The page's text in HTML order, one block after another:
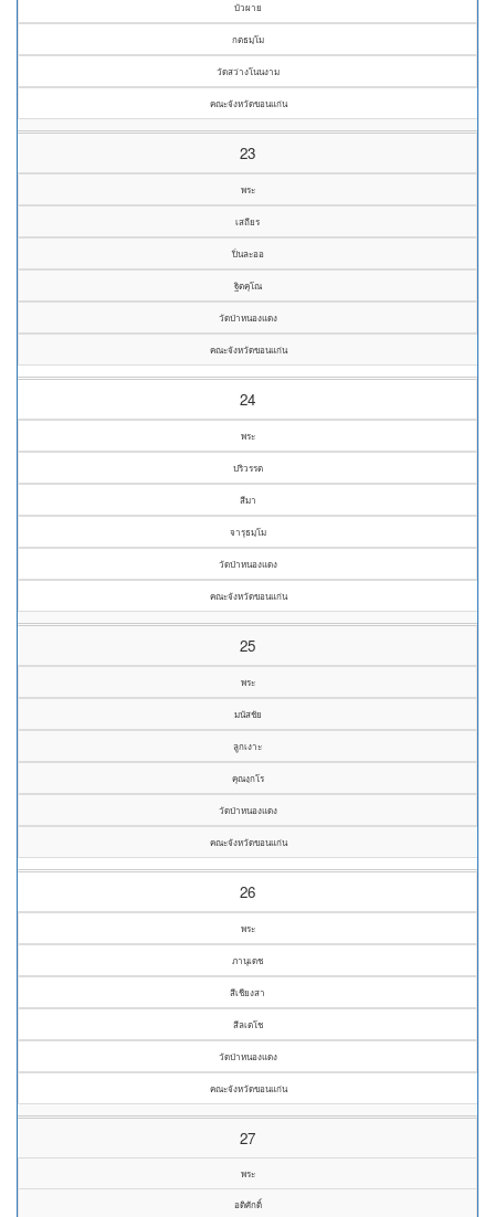
บัวผาย
กตธมฺโม
วัดสว่างโนนงาม
คณะจังหวัดขอนแก่น
23
พระ
เสถียร
ปิ่นละออ
ฐิตคุโณ
วัดป่าหนองแดง
คณะจังหวัดขอนแก่น
24
พระ
ปริวรรต
สีมา
จารุธมฺโม
วัดป่าหนองแดง
คณะจังหวัดขอนแก่น
25
พระ
มนัสชัย
ลูกเงาะ
คุณงฺกโร
วัดป่าหนองแดง
คณะจังหวัดขอนแก่น
26
พระ
ภานุเดช
สีเชียงสา
สีลเตโช
วัดป่าหนองแดง
คณะจังหวัดขอนแก่น
27
พระ
อดิศักดิ์